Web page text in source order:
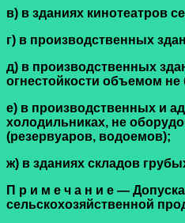
в) в зданиях кинотеатров
г) в производственных
д) в производственных
огнестойкости объемом не
е) в производственных и
холодильниках, не
(резервуаров, водоемов);
ж) в зданиях складов
П р и м е ч а н и е —
сельскохозяйственной